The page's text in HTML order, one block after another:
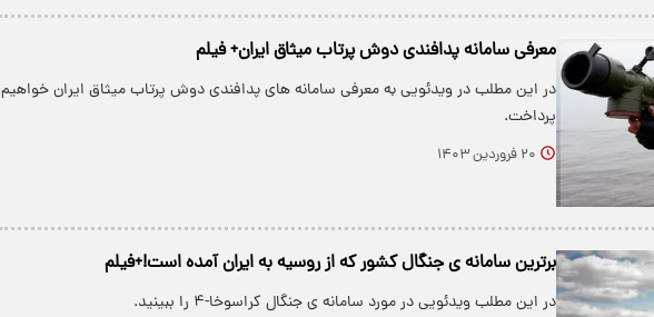
معرفی سامانه پدافندی دوش پرتاب میثاق ایران+ فیلم
در این مطلب در ویدئویی به معرفی سامانه های پدافندی دوش پرتاب میثاق ایران خواهیم
پرداخت.
۲۰ فروردین ۱۴۰۳
برترین سامانه ی جنگال کشور که از روسیه به ایران آمده است!+فیلم
در این مطلب ویدئویی در مورد سامانه ی جنگال کراسوخا-۴ را ببینید.